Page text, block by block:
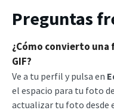
Preguntas
¿Cómo convierto
GIF?
Ve a tu perfil y pulsa en
el espacio para tu foto
actualizar tu foto desde